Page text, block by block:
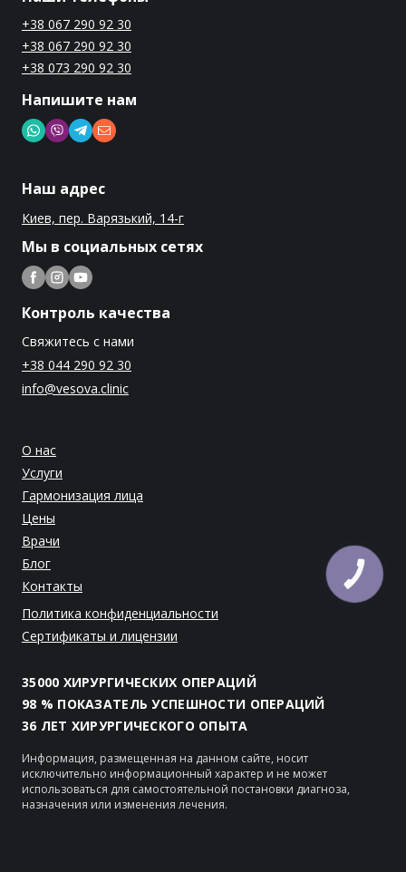
+38 067 290 92 30
+38 067 290 92 30
+38 073 290 92 30
Напишите нам
Наш адрес
Киев, пер. Варязький, 14-г
Мы в социальных сетях
Контроль качества
Свяжитесь с нами
+38 044 290 92 30
info@vesova.clinic
О нас
Услуги
Гармонизация лица
Цены
Врачи
Блог
Контакты
Политика конфиденциальности
Сертификаты и лицензии
35000 ХИРУРГИЧЕСКИХ ОПЕРАЦИЙ
98 % ПОКАЗАТЕЛЬ УСПЕШНОСТИ ОПЕРАЦИЙ
36 ЛЕТ ХИРУРГИЧЕСКОГО ОПЫТА
Информация, размещенная на данном сайте, носит
исключительно информационный характер и не может
использоваться для самостоятельной постановки диагноза,
назначения или изменения лечения.